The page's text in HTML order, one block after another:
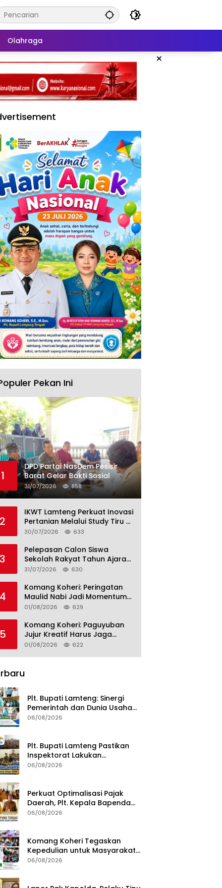
Olahraga
×
Pekan Ini
1
DPD Partai NasDem Pesisir
Barat Gelar Bakti Sosial
31/07/2026 858
2
IKWT Lamteng Perkuat Inovasi
Pertanian Melalui Study Tiru di
P4S Jimmy Hantu Foundation
30/07/2026 633
3
Pelepasan Calon Siswa
Sekolah Rakyat Tahun Ajaran
2026–2027, Plt. Bupati
Hadirkan Pendidikan
Berkualitas
31/07/2026 630
4
Komang Koheri: Peringatan
Maulid Nabi Jadi Momentum
Perkuat Ukhuwah Umat di
01/08/2026 629
5
Komang Koheri: Paguyuban
Jujur Kreatif Harus Jaga
Persatuan untuk Kemajuan
01/08/2026 622
Plt. Bupati Lamteng: Sinergi
Pemerintah dan Dunia Usaha
Kunci Pembangunan
06/08/2026
Plt. Bupati Lamteng Pastikan
Inspektorat Lakukan
Pemeriksaan Akhir Masa
06/08/2026
Perkuat Optimalisasi Pajak
Daerah, Plt. Kepala Bapenda
Lampung Tengah Minta Seluruh
06/08/2026
Komang Koheri Tegaskan
Kepedulian untuk Masyarakat
Lampung Tengah Lewat
06/08/2026